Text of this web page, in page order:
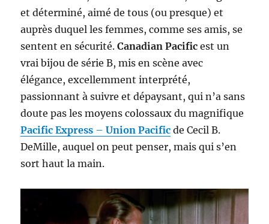
et déterminé, aimé de tous (ou presque) et
auprès duquel les femmes, comme ses amis, se
sentent en sécurité.Canadian Pacific est un
vrai bijou de série B, mis en scène avec
élégance, excellemment interprété,
passionnant à suivre et dépaysant, qui n’a sans
doute pas les moyens colossaux du magnifique
Pacific Express –Union Pacific de Cecil B.
DeMille, auquel on peut penser, mais qui s’en
sort haut la main.